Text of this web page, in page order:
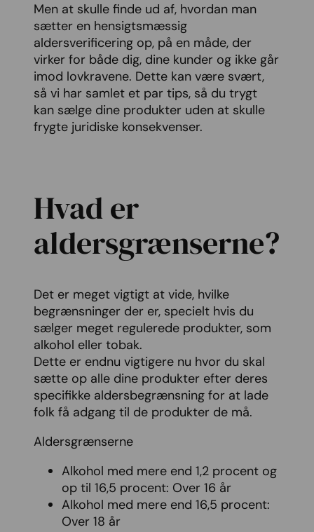
Men at skulle finde ud af, hvordan man
sætter en hensigtsmæssig
aldersverificering op, på en måde, der
virker for både dig, dine kunder og ikke går
imod lovkravene. Dette kan være svært,
så vi har samlet et par tips, så du trygt
kan sælge dine produkter uden at skulle
frygte juridiske konsekvenser.
Hvad er
aldersgrænserne?
Det er meget vigtigt at vide, hvilke
begrænsninger der er, specielt hvis du
sælger meget regulerede produkter, som
alkohol eller tobak.
Dette er endnu vigtigere nu hvor du skal
sætte op alle dine produkter efter deres
specifikke aldersbegrænsning for at lade
folk få adgang til de produkter de må.
Aldersgrænserne
Alkohol med mere end 1,2 procent og
op til 16,5 procent: Over 16 år
Alkohol med mere end 16,5 procent:
Over 18 år